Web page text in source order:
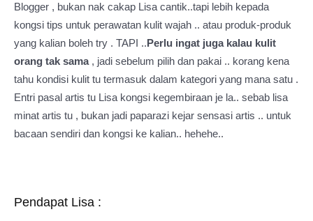
Blogger , bukan nak cakap Lisa cantik..tapi lebih kepada
kongsi tips untuk perawatan kulit wajah .. atau produk-produk
yang kalian boleh try . TAPI ..Perlu ingat juga kalau kulit
orang tak sama, jadi sebelum pilih dan pakai .. korang kena
tahu kondisi kulit tu termasuk dalam kategori yang mana satu .
Entri pasal artis tu Lisa kongsi kegembiraan je la.. sebab lisa
minat artis tu , bukan jadi paparazi kejar sensasi artis .. untuk
bacaan sendiri dan kongsi ke kalian.. hehehe..
Pendapat Lisa :